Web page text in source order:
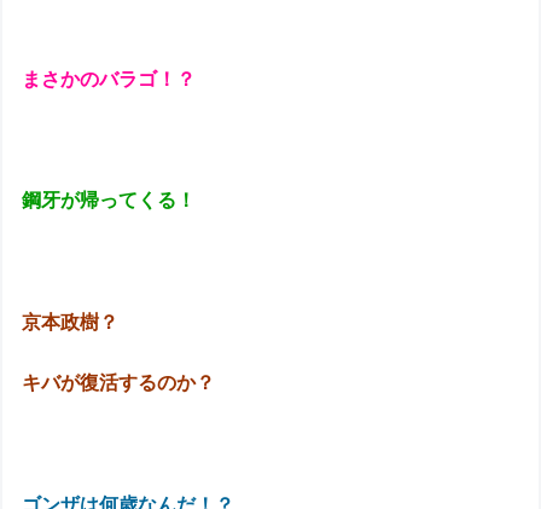
まさかのバラゴ！？
鋼牙が帰ってくる！
京本政樹？
キバが復活するのか？